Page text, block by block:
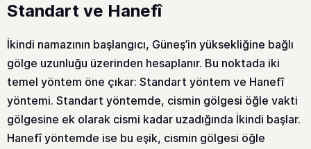
Standart ve Hanefî
İkindi namazının başlangıcı, Güneş’in yüksekliğine bağlı
gölge uzunluğu üzerinden hesaplanır. Bu noktada iki
temel yöntem öne çıkar: Standart yöntem ve Hanefî
yöntemi. Standart yöntemde, cismin gölgesi öğle vakti
gölgesine ek olarak cismi kadar uzadığında İkindi başlar.
Hanefî yöntemde ise bu eşik, cismin gölgesi öğle